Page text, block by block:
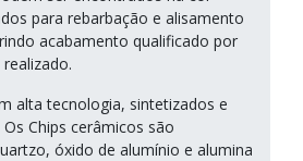
para rebarbação e alisamento
acabamento qualificado por
alta tecnologia, sintetizados e
Chips cerâmicos são
óxido de alumínio e alumina